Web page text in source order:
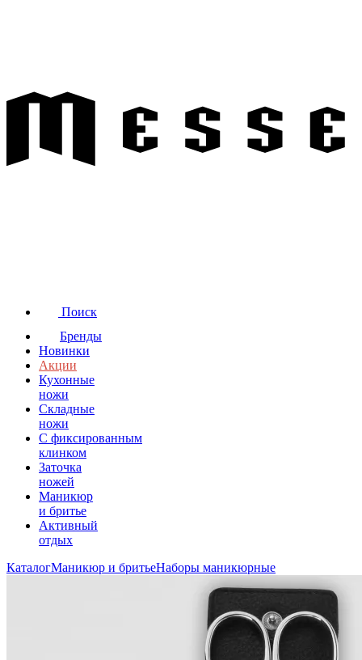
Поиск
Бренды
Новинки
Акции
Кухонные
ножи
Складные
ножи
C фиксированным
клинком
Заточка
ножей
Маникюр
и бритье
Активный
отдых
КаталогМаникюр и бритьеНаборы маникюрные